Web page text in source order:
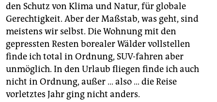
den Schutz von Klima und Natur, für globale
Gerechtigkeit. Aber der Maßstab, was geht, sind
meistens wir selbst. Die Wohnung mit den
gepressten Resten borealer Wälder vollstellen
finde ich total in Ordnung, SUV-fahren aber
unmöglich. In den Urlaub fliegen finde ich auch
nicht in Ordnung, außer … also … die Reise
vorletztes Jahr ging nicht anders.